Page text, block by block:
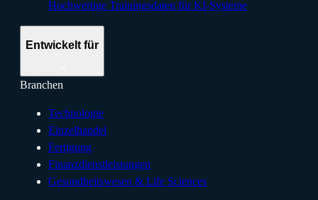
Hochwertige Trainingsdaten für KI-Systeme
Entwickelt für
Branchen
Technologie
Einzelhandel
Fertigung
Finanzdienstleistungen
Gesundheitswesen & Life Sciences